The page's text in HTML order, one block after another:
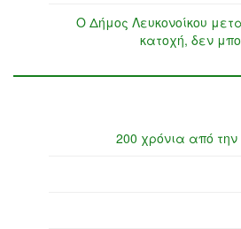
Ο Δήμος Λευκονοίκου
κατοχή, δεν
200 χρόνια από